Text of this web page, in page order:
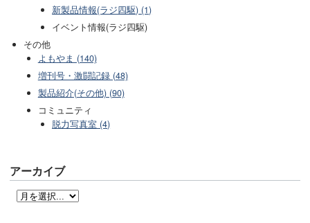
新製品情報(ラジ四駆) (1)
イベント情報(ラジ四駆)
その他
よもやま (140)
増刊号・激闘記録 (48)
製品紹介(その他) (90)
コミュニティ
脱力写真室 (4)
アーカイブ